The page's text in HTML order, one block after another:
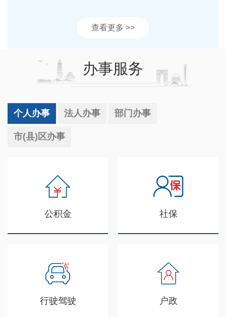
查看更多 >>
办事服务
个人办事 法人办事 部门办事
市(县)区办事
公积金 社保
行驶驾驶 户政